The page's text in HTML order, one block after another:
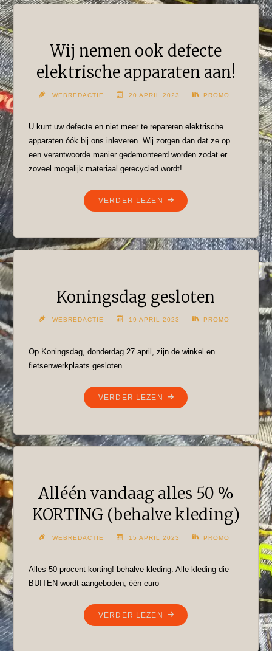
Wij nemen ook defecte
elektrische apparaten aan!
WEBREDACTIE 20 APRIL 2023 PROMO
U kunt uw defecte en niet meer te repareren elektrische
apparaten óók bij ons inleveren. Wij zorgen dan dat ze op
een verantwoorde manier gedemonteerd worden zodat er
zoveel mogelijk materiaal gerecycled wordt!
VERDER LEZEN
"WIJ
NEMEN
DEFECTE
Koningsdag gesloten
WEBREDACTIE 19 APRIL 2023 PROMO
Op Koningsdag, donderdag 27 april, zijn de winkel en
fietsenwerkplaats gesloten.
VERDER LEZEN
"KONINGSDAG
GESLOTEN"
Alléén vandaag alles 50 %
KORTING (behalve kleding)
WEBREDACTIE 15 APRIL 2023 PROMO
Alles 50 procent korting! behalve kleding. Alle kleding die
BUITEN wordt aangeboden; één euro
VERDER LEZEN
"ALLÉÉN
VANDAAG